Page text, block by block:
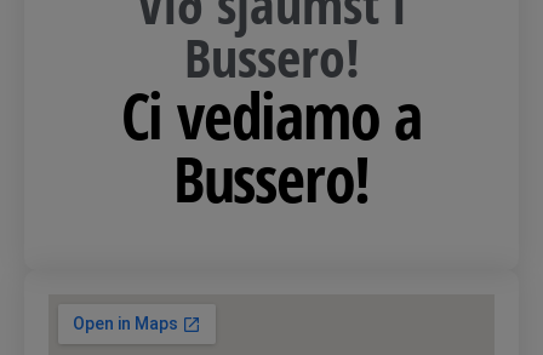
Bussero!
Ci vediamo a
Bussero!